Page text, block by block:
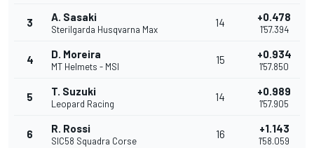
3 A. Sasaki
Sterilgarda Husqvarna Max
14 +0.478
1'57.394
4 D. Moreira
MT Helmets - MSI
15 +0.934
1'57.850
5 T. Suzuki
Leopard Racing
14 +0.989
1'57.905
6 R. Rossi
SIC58 Squadra Corse
16 +1.143
1'58.059